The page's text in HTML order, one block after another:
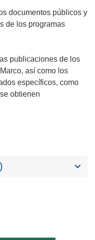
documentos públicos y
de los programas
publicaciones de los
así como los
específicos, como
obtienen